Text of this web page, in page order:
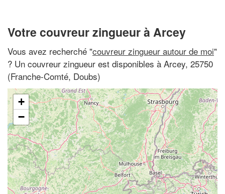
Votre couvreur zingueur à Arcey
Vous avez recherché "couvreur zingueur autour de moi"
? Un couvreur zingueur est disponibles à Arcey, 25750
(Franche-Comté, Doubs)
+
−